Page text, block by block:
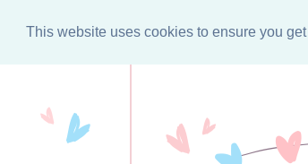
This website uses cookies to ensure you